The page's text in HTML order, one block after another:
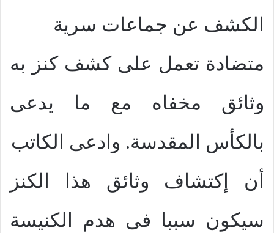
الكشف عن جماعات سرية
متضادة تعمل على كشف كنز به
وثائق مخفاه مع ما يدعى
بالكأس المقدسة. وادعى الكاتب
أن إكتشاف وثائق هذا الكنز
سيكون سببا فى هدم الكنيسة